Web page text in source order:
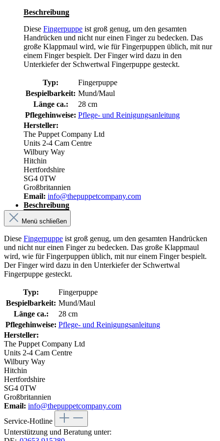
Beschreibung
Diese Fingerpuppe ist groß genug, um den gesamten
Handrücken und nicht nur einen Finger zu bedecken. Das
große Klappmaul wird, wie für Fingerpuppen üblich, mit nur
einem Finger bespielt. Der Finger wird dazu in den
Unterkiefer der Schwertwal Fingerpuppe gesteckt.
Typ:
Fingerpuppe
Bespielbarkeit: Mund/Maul
Länge ca.:
28 cm
Pflegehinweise: Pflege- und Reinigungsanleitung
Hersteller:
The Puppet Company Ltd
Units 2-4 Cam Centre
Wilbury Way
Hitchin
Hertfordshire
SG4 0TW
Großbritannien
Email: info@thepuppetcompany.com
Beschreibung
Menü schließen
Diese Fingerpuppe ist groß genug, um den gesamten Handrücken
und nicht nur einen Finger zu bedecken. Das große Klappmaul
wird, wie für Fingerpuppen üblich, mit nur einem Finger bespielt.
Der Finger wird dazu in den Unterkiefer der Schwertwal
Fingerpuppe gesteckt.
Typ:
Fingerpuppe
Bespielbarkeit: Mund/Maul
Länge ca.:
28 cm
Pflegehinweise: Pflege- und Reinigungsanleitung
Hersteller:
The Puppet Company Ltd
Units 2-4 Cam Centre
Wilbury Way
Hitchin
Hertfordshire
SG4 0TW
Großbritannien
Email: info@thepuppetcompany.com
Service-Hotline
Unterstützung und Beratung unter: